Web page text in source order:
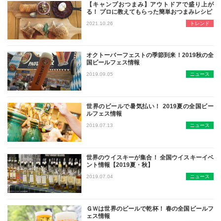
【キャンプおつまみ】アウトドアで盛り上が
る！ プロに教えてもらった簡単おつまみレシピ
コロナ禍で一大ブームのキャンプ。
2021.10.26 トレンド
オクトーバーフェストの季節到来！2019秋の全
国ビールフェス情報
毎年秋にドイツで行われるオクトー
2019.09.05 ニュース
世界のビールで暑気払い！ 2019夏の全国ビー
ルフェス情報
クラフトビールが一大ブームを起こ
2019.07.13 ニュース
世界のウイスキーが集合！ 全国ウイスキーイベ
ント情報【2019夏・秋】
日本初のウイスキー＆スピリッツ品
2019.07.04 ニュース
ＧＷは世界のビールで乾杯！ 春の全国ビールフ
ェス情報